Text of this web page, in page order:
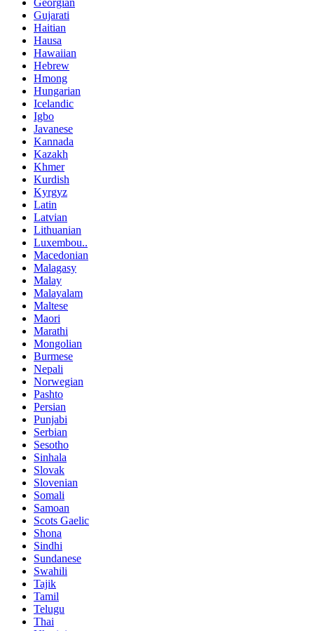
Georgian
Gujarati
Haitian
Hausa
Hawaiian
Hebrew
Hmong
Hungarian
Icelandic
Igbo
Javanese
Kannada
Kazakh
Khmer
Kurdish
Kyrgyz
Latin
Latvian
Lithuanian
Luxembou..
Macedonian
Malagasy
Malay
Malayalam
Maltese
Maori
Marathi
Mongolian
Burmese
Nepali
Norwegian
Pashto
Persian
Punjabi
Serbian
Sesotho
Sinhala
Slovak
Slovenian
Somali
Samoan
Scots Gaelic
Shona
Sindhi
Sundanese
Swahili
Tajik
Tamil
Telugu
Thai